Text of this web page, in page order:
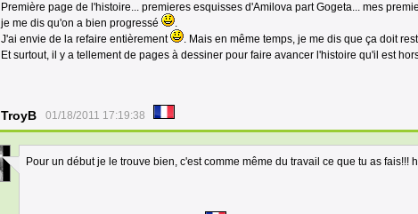
Première page de l'histoire... premieres esquisses d'Amilova part Gogeta... mes
je me dis qu'on a bien progressé
.
J'ai envie de la refaire entièrement
. Mais en même temps, je me dis que ça doit
Et surtout, il y a tellement de pages à dessiner pour faire avancer l'histoire qu'il est
TroyB 01/18/2011 17:19:38
Pour un début je le trouve bien, c'est comme même du travail ce que tu as fais!!!